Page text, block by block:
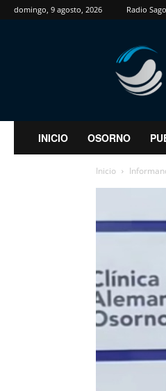
domingo, 9 agosto, 2026 Radio
INICIO OSORNO
Inicio